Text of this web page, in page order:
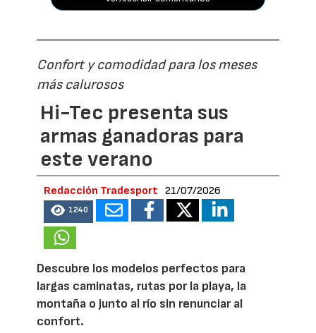
Confort y comodidad para los meses
más calurosos
Hi-Tec presenta sus
armas ganadoras para
este verano
Redacción Tradesport 21/07/2026
1240
Descubre los modelos perfectos para
largas caminatas, rutas por la playa, la
montaña o junto al río sin renunciar al
confort.